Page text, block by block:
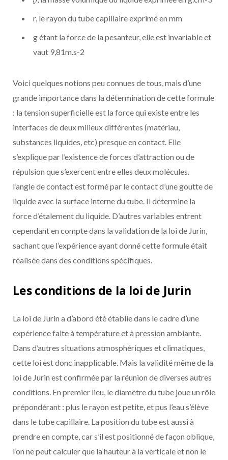
r, le rayon du tube capillaire exprimé en mm
g étant la force de la pesanteur, elle est invariable et
vaut 9,81m.s-2
Voici quelques notions peu connues de tous, mais d’une
grande importance dans la détermination de cette formule
: la tension superficielle est la force qui existe entre les
interfaces de deux milieux différentes (matériau,
substances liquides, etc) presque en contact. Elle
s’explique par l’existence de forces d’attraction ou de
répulsion que s’exercent entre elles deux molécules.
l’angle de contact est formé par le contact d’une goutte de
liquide avec la surface interne du tube. Il détermine la
force d’étalement du liquide. D’autres variables entrent
cependant en compte dans la validation de la loi de Jurin,
sachant que l’expérience ayant donné cette formule était
réalisée dans des conditions spécifiques.
Les conditions de la loi de Jurin
La loi de Jurin a d’abord été établie dans le cadre d’une
expérience faite à température et à pression ambiante.
Dans d’autres situations atmosphériques et climatiques,
cette loi est donc inapplicable. Mais la validité même de la
loi de Jurin est confirmée par la réunion de diverses autres
conditions. En premier lieu, le diamètre du tube joue un rôle
prépondérant : plus le rayon est petite, et pus l’eau s’élève
dans le tube capillaire. La position du tube est aussi à
prendre en compte, car s’il est positionné de façon oblique,
l’on ne peut calculer que la hauteur à la verticale et non le